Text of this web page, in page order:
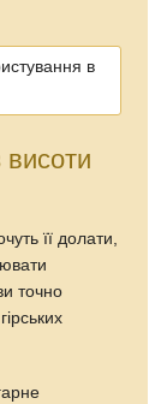
її долати,
точно